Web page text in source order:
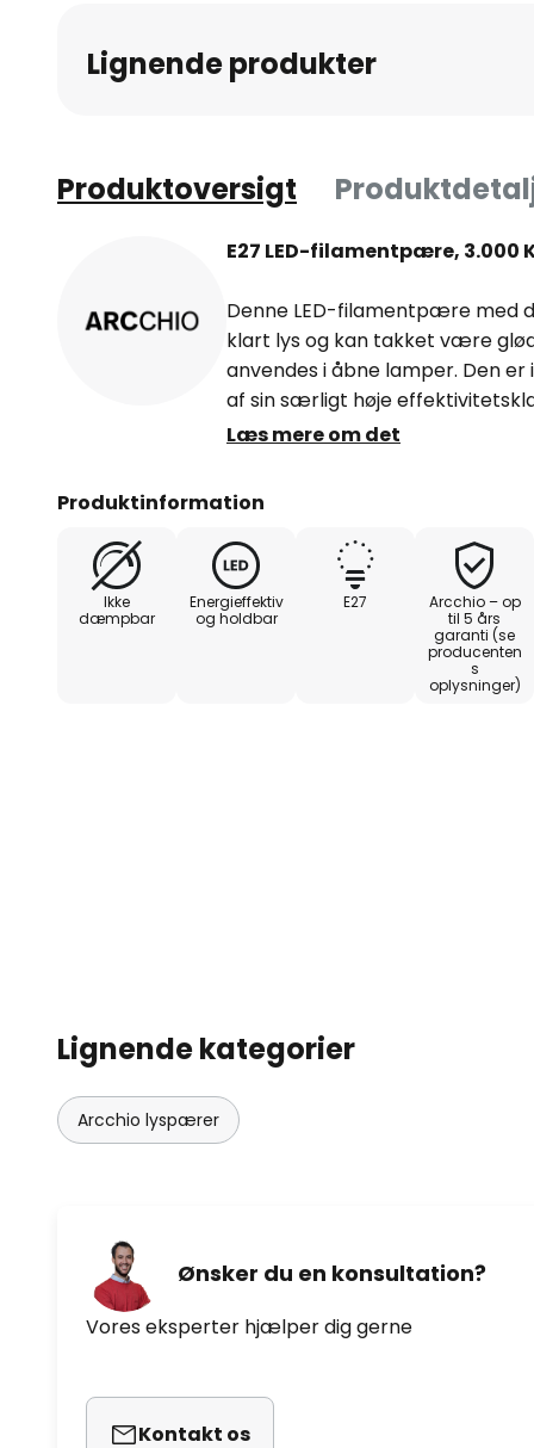
Lignende produkter
Produktoversigt
E27 LED-filamentpære,
Denne LED-filamentpære med
klart lys og kan takket være
anvendes i åbne lamper. Den
af sin særligt høje
tændingscyklusser)
- særlig god energiklasse A
Læs mere om det
Produktinformation
Ikke
dæmpbar
Energieffektiv
og holdbar
E27
Arcchio – op
til 5 års
garanti (se
producenten
s
oplysninger)
Lignende kategorier
Arcchio lyspærer
Ønsker du en konsultation?
Vores eksperter hjælper dig gerne
Kontakt os